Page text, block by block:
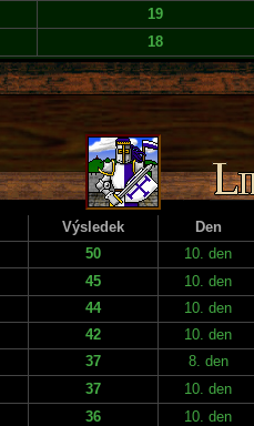
19
18
Výsledek
Den
50
10. den
45
10. den
44
10. den
42
10. den
37
8. den
37
10. den
36
10. den